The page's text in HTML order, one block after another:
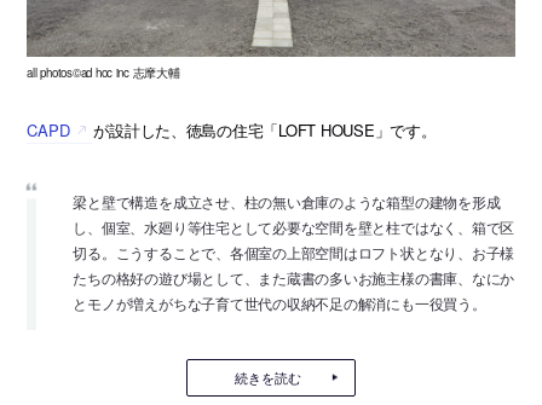
all photos©ad hoc inc 志摩大輔
CAPD が設計した、徳島の住宅「LOFT HOUSE」です。
梁と壁で構造を成立させ、柱の無い倉庫のような箱型の建物を形成
し、個室、水廻り等住宅として必要な空間を壁と柱ではなく、箱で区
切る。こうすることで、各個室の上部空間はロフト状となり、お子様
たちの格好の遊び場として、また蔵書の多いお施主様の書庫、なにか
とモノが増えがちな子育て世代の収納不足の解消にも一役買う。
続きを読む